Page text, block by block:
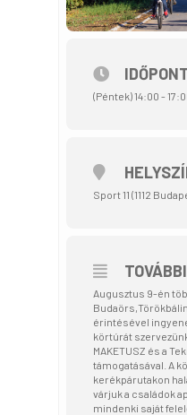
(Péntek) 14:00 -
Sport 11 (1112
Augusztus 9-én
érintésével
körtúrát
MAKETUSZ és a
támogatásával. A
kerékpárutakon
várjuk a családok
mindenki saját